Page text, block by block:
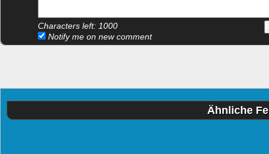
Characters left: 1000
Notify me on new comment
Ähnliche